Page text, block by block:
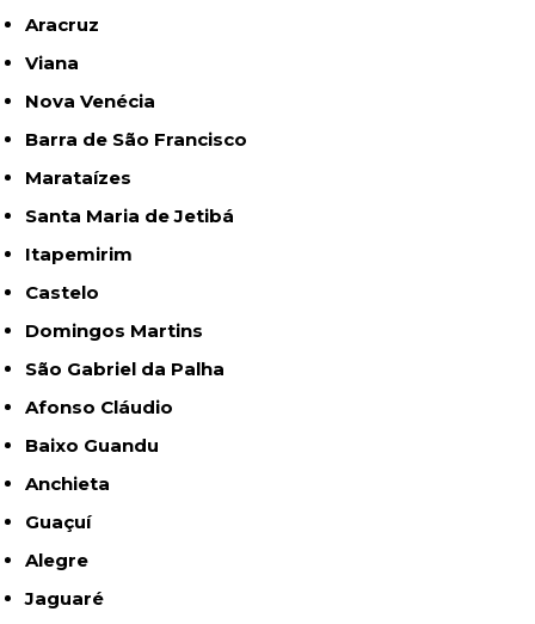
Aracruz
Viana
Nova Venécia
Barra de São Francisco
Marataízes
Santa Maria de Jetibá
Itapemirim
Castelo
Domingos Martins
São Gabriel da Palha
Afonso Cláudio
Baixo Guandu
Anchieta
Guaçuí
Alegre
Jaguaré